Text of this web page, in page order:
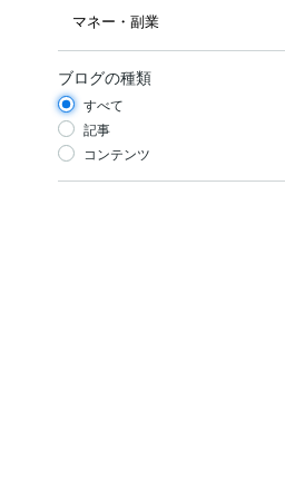
マネー・副業
ブログの種類
すべて
記事
コンテンツ